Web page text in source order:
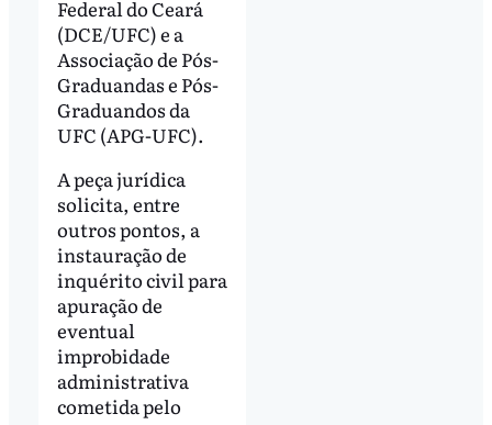
Federal do Ceará
(DCE/UFC) e a
Associação de Pós-
Graduandas e Pós-
Graduandos da
UFC (APG-UFC).
A peça jurídica
solicita, entre
outros pontos, a
instauração de
inquérito civil para
apuração de
eventual
improbidade
administrativa
cometida pelo